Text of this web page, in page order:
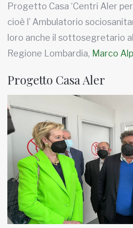
Progetto Casa ‘Centri Aler
cioè l’ Ambulatorio
loro anche il sottosegretario
Regione Lombardia, Marco
Progetto Casa Aler